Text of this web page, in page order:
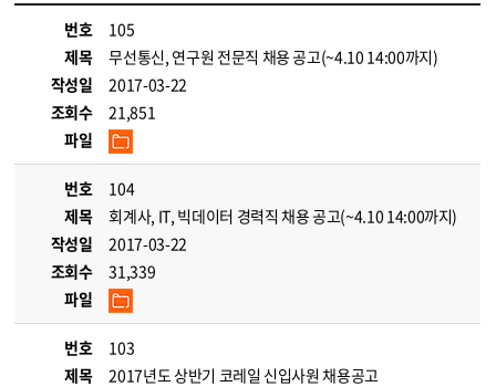
번호
105
제목
무선통신, 연구원 전문직 채용 공고(~4.10 14:00까지)
작성일
2017-03-22
조회수
21,851
파일
번호
104
제목
회계사, IT, 빅데이터 경력직 채용 공고(~4.10 14:00까지)
작성일
2017-03-22
조회수
31,339
파일
번호
103
제목
2017년도 상반기 코레일 신입사원 채용공고